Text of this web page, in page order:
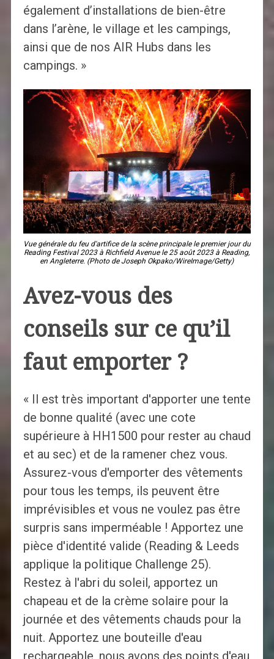
également d’installations de bien-être
dans l’arène, le village et les campings,
ainsi que de nos AIR Hubs dans les
campings. »
Vue générale du feu d'artifice de la scène principale le premier jour du
Reading Festival 2023 à Richfield Avenue le 25 août 2023 à Reading,
en Angleterre. (Photo de Joseph Okpako/WireImage/Getty)
Avez-vous des
conseils sur ce qu’il
faut emporter ?
« Il est très important d'apporter une tente
de bonne qualité (avec une cote
supérieure à HH1500 pour rester au chaud
et au sec) et de la ramener chez vous.
Assurez-vous d'emporter des vêtements
pour tous les temps, ils peuvent être
imprévisibles et vous ne voulez pas être
surpris sans imperméable ! Apportez une
pièce d'identité valide (Reading & Leeds
applique la politique Challenge 25).
Restez à l'abri du soleil, apportez un
chapeau et de la crème solaire pour la
journée et des vêtements chauds pour la
nuit. Apportez une bouteille d'eau
rechargeable, nous avons des points d'eau